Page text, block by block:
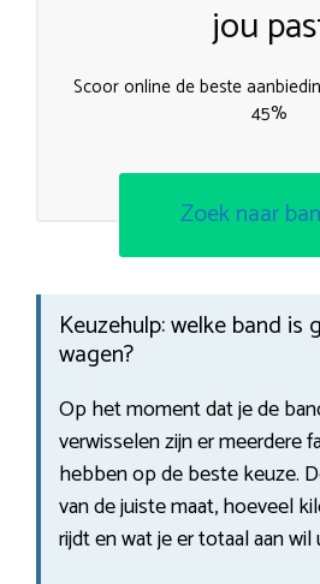
jou
Scoor online de beste
45%
Zoek naar
Keuzehulp: welke band is
wagen?
Op het moment dat je de
verwisselen zijn er meerdere
hebben op de beste keuze.
van de juiste maat, hoeveel
rijdt en wat je er totaal aan wil